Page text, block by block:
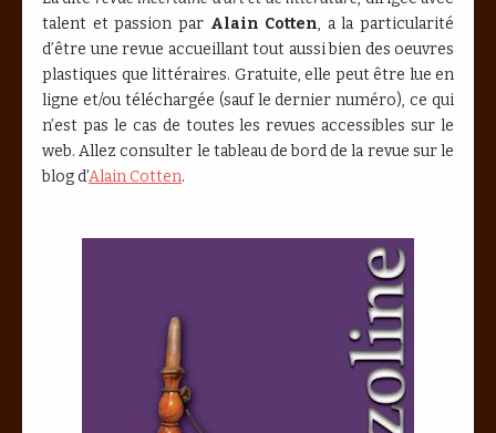
talent et passion par Alain Cotten, a la particularité
d’être une revue accueillant tout aussi bien des oeuvres
plastiques que littéraires. Gratuite, elle peut être lue en
ligne et/ou téléchargée (sauf le dernier numéro), ce qui
n’est pas le cas de toutes les revues accessibles sur le
web. Allez consulter le tableau de bord de la revue sur le
blog d’Alain Cotten.